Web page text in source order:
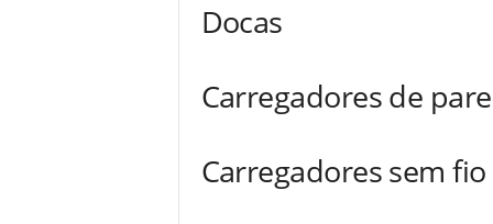
Docas
Carregadores de
Carregadores sem fio